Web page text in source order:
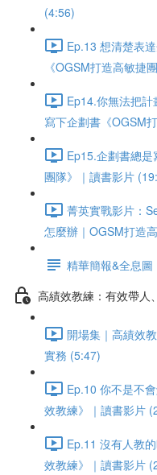
(4:56)
Ep.13 想清楚表
《OGSM打造高敏捷
Ep14.你無法把
寫下企劃書《OGSM
Ep15.企劃書總
團隊》｜讀書影片
菁英實戰影片：
怎麼辦｜OGSM打造
精華簡報&全息
高績效教練：有效帶人
開場集｜高績效
實務 (5:47)
Ep.10 你不是不
效教練》｜讀書影片
Ep.11 沒有人教
效教練》｜讀書影片